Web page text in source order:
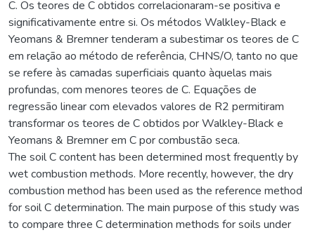
C. Os teores de C obtidos correlacionaram-se positiva e
significativamente entre si. Os métodos Walkley-Black e
Yeomans & Bremner tenderam a subestimar os teores de C
em relação ao método de referência, CHNS/O, tanto no que
se refere às camadas superficiais quanto àquelas mais
profundas, com menores teores de C. Equações de
regressão linear com elevados valores de R2 permitiram
transformar os teores de C obtidos por Walkley-Black e
Yeomans & Bremner em C por combustão seca.
The soil C content has been determined most frequently by
wet combustion methods. More recently, however, the dry
combustion method has been used as the reference method
for soil C determination. The main purpose of this study was
to compare three C determination methods for soils under